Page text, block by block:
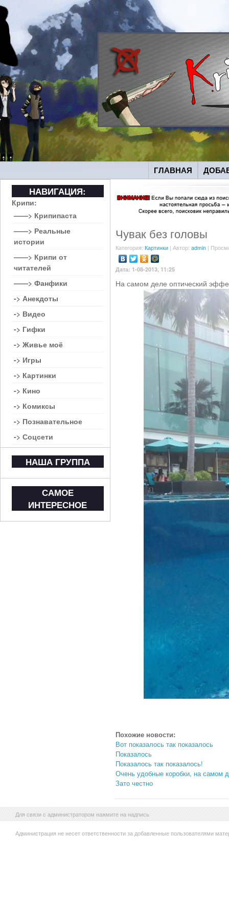
ГЛАВНАЯ
Чувак без головы
Категория: Картинки | Автор: admin |
Дата: 1-08-2013, 11:25
На самом деле оптический
Похожие новости:
Вот показалось так показалось
Показалось
Показалось так показалось!
Очень удобные коробки, на самом
Зато честно
НАВИГАЦИЯ:
Крипи:
——> Крипипаста
——> Реальные
истории
——> Крипи от
читателей
——> Фанфики
-> Анекдоты
-> Видео
-> Гифки
-> Живье моё
-> Игры
-> Картинки
-> Кино
-> Комиксы
-> Познавательное
-> Соцсети
НАША ГРУППА
САМОЕ
ИНТЕРЕСНОЕ
Для связи с администратором нажмите на надпись
Администрация не несет ответственности за добавленные пользователями